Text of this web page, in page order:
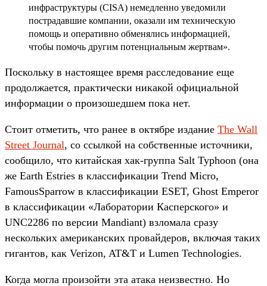
инфраструктуры (CISA) немедленно уведомили
пострадавшие компании, оказали им техническую
помощь и оперативно обменялись информацией,
чтобы помочь другим потенциальным жертвам».
Поскольку в настоящее время расследование еще
продолжается, практически никакой официальной
информации о произошедшем пока нет.
Стоит отметить, что ранее в октябре издание The Wall
Street Journal, со ссылкой на собственные источники,
сообщило, что китайская хак-группа Salt Typhoon (она
же Earth Estries в классификации Trend Micro,
FamousSparrow в классификации ESET, Ghost Emperor
в классификации «Лаборатории Касперского» и
UNC2286 по версии Mandiant) взломала сразу
нескольких американских провайдеров, включая таких
гигантов, как Verizon, AT&T и Lumen Technologies.
Когда могла произойти эта атака неизвестно. Но